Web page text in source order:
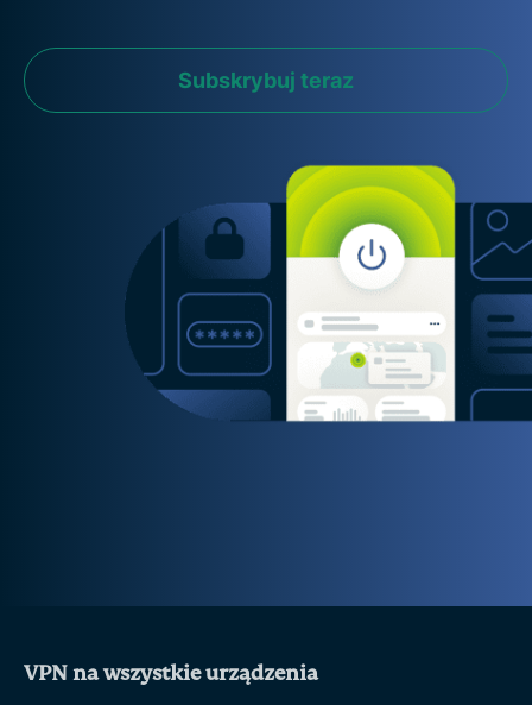
Subskrybuj teraz
VPN na wszystkie urządzenia